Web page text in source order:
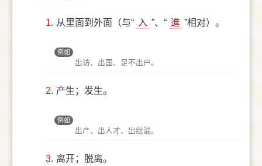
1. 从里面到外面（与“ 入 ”、“ 進 ”相对）。
例如
出访、出国、足不出户。
2. 产生；发生。
例如
出产、出人才、出纰漏。
3. 离开；脱离。